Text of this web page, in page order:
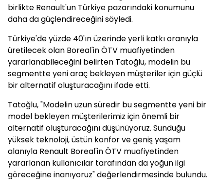
birlikte Renault'un Türkiye pazarındaki konumunu
daha da güçlendireceğini söyledi.
Türkiye'de yüzde 40'ın üzerinde yerli katkı oranıyla
üretilecek olan Boreal'in ÖTV muafiyetinden
yararlanabileceğini belirten Tatoğlu, modelin bu
segmentte yeni araç bekleyen müşteriler için güçlü
bir alternatif oluşturacağını ifade etti.
Tatoğlu, "Modelin uzun süredir bu segmentte yeni bir
model bekleyen müşterilerimiz için önemli bir
alternatif oluşturacağını düşünüyoruz. Sunduğu
yüksek teknoloji, üstün konfor ve geniş yaşam
alanıyla Renault Boreal'in ÖTV muafiyetinden
yararlanan kullanıcılar tarafından da yoğun ilgi
göreceğine inanıyoruz" değerlendirmesinde bulundu.